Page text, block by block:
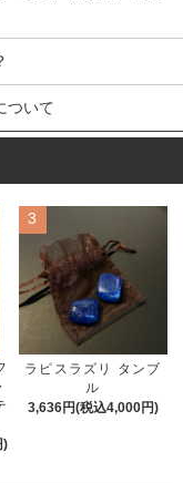
ついて
)
3
ラピスラズリ タンブ
ル
3,636円(税込4,000円)